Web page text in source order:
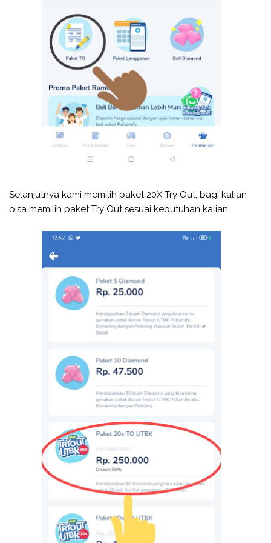
Selanjutnya kami memilih paket 20X Try Out, bagi kalian
bisa memilih paket Try Out sesuai kebutuhan kalian.